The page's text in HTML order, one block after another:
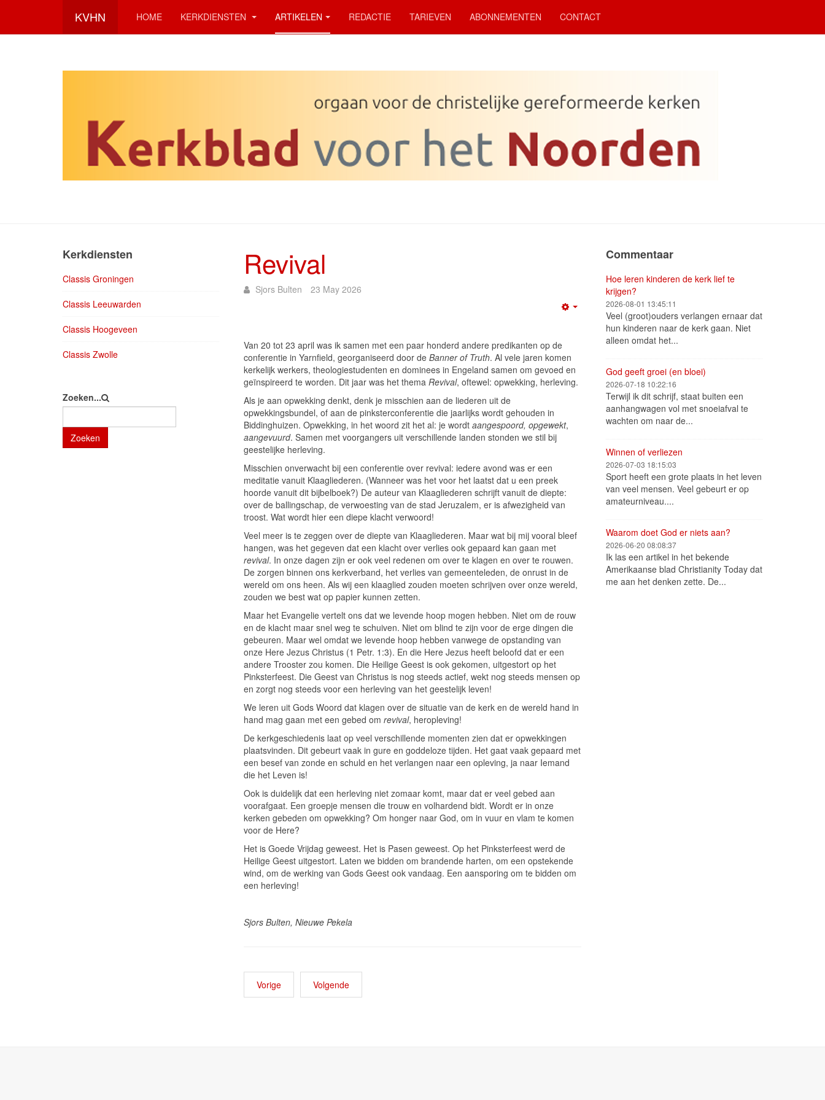
KVHN HOME KERKDIENSTEN ARTIKELEN REDACTIE TARIEVEN ABONNEMENTEN CONTACT
Revival
Sjors Bulten 23 May 2026
Van 20 tot 23 april was ik samen met een paar honderd andere predikanten op de
conferentie in Yarnfield, georganiseerd door de Banner of Truth. Al vele jaren komen
kerkelijk werkers, theologiestudenten en dominees in Engeland samen om gevoed en
geïnspireerd te worden. Dit jaar was het thema Revival, oftewel: opwekking, herleving.
Als je aan opwekking denkt, denk je misschien aan de liederen uit de
opwekkingsbundel, of aan de pinksterconferentie die jaarlijks wordt gehouden in
Biddinghuizen. Opwekking, in het woord zit het al: je wordt aangespoord, opgewekt,
aangevuurd. Samen met voorgangers uit verschillende landen stonden we stil bij
geestelijke herleving.
Misschien onverwacht bij een conferentie over revival: iedere avond was er een
meditatie vanuit Klaagliederen. (Wanneer was het voor het laatst dat u een preek
hoorde vanuit dit bijbelboek?) De auteur van Klaagliederen schrijft vanuit de diepte:
over de ballingschap, de verwoesting van de stad Jeruzalem, er is afwezigheid van
troost. Wat wordt hier een diepe klacht verwoord!
Veel meer is te zeggen over de diepte van Klaagliederen. Maar wat bij mij vooral bleef
hangen, was het gegeven dat een klacht over verlies ook gepaard kan gaan met
revival. In onze dagen zijn er ook veel redenen om over te klagen en over te rouwen.
De zorgen binnen ons kerkverband, het verlies van gemeenteleden, de onrust in de
wereld om ons heen. Als wij een klaaglied zouden moeten schrijven over onze wereld,
zouden we best wat op papier kunnen zetten.
Maar het Evangelie vertelt ons dat we levende hoop mogen hebben. Niet om de rouw
en de klacht maar snel weg te schuiven. Niet om blind te zijn voor de erge dingen die
gebeuren. Maar wel omdat we levende hoop hebben vanwege de opstanding van
onze Here Jezus Christus (1 Petr. 1:3). En die Here Jezus heeft beloofd dat er een
andere Trooster zou komen. Die Heilige Geest is ook gekomen, uitgestort op het
Pinksterfeest. Die Geest van Christus is nog steeds actief, wekt nog steeds mensen op
en zorgt nog steeds voor een herleving van het geestelijk leven!
We leren uit Gods Woord dat klagen over de situatie van de kerk en de wereld hand in
hand mag gaan met een gebed om revival, heropleving!
De kerkgeschiedenis laat op veel verschillende momenten zien dat er opwekkingen
plaatsvinden. Dit gebeurt vaak in gure en goddeloze tijden. Het gaat vaak gepaard met
een besef van zonde en schuld en het verlangen naar een opleving, ja naar Iemand
die het Leven is!
Ook is duidelijk dat een herleving niet zomaar komt, maar dat er veel gebed aan
voorafgaat. Een groepje mensen die trouw en volhardend bidt. Wordt er in onze
kerken gebeden om opwekking? Om honger naar God, om in vuur en vlam te komen
voor de Here?
Het is Goede Vrijdag geweest. Het is Pasen geweest. Op het Pinksterfeest werd de
Heilige Geest uitgestort. Laten we bidden om brandende harten, om een opstekende
wind, om de werking van Gods Geest ook vandaag. Een aansporing om te bidden om
een herleving!
Sjors Bulten, Nieuwe Pekela
Vorige Volgende
Kerkdiensten
Classis Groningen
Classis Leeuwarden
Classis Hoogeveen
Classis Zwolle
Zoeken...
Zoeken
Commentaar
Hoe leren kinderen de kerk lief te
krijgen?
2026-08-01 13:45:11
Veel (groot)ouders verlangen ernaar dat
hun kinderen naar de kerk gaan. Niet
alleen omdat het...
God geeft groei (en bloei)
2026-07-18 10:22:16
Terwijl ik dit schrijf, staat buiten een
aanhangwagen vol met snoeiafval te
wachten om naar de...
Winnen of verliezen
2026-07-03 18:15:03
Sport heeft een grote plaats in het leven
van veel mensen. Veel gebeurt er op
amateurniveau....
Waarom doet God er niets aan?
2026-06-20 08:08:37
Ik las een artikel in het bekende
Amerikaanse blad Christianity Today dat
me aan het denken zette. De...